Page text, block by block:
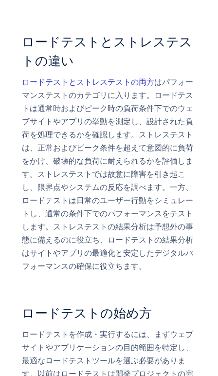
ロードテストとストレステス
トの違い
ロードテストとストレステストの両方はパフォー
マンステストのカテゴリに入ります。ロードテス
トは通常時およびピーク時の負荷条件下でのウェ
ブサイトやアプリの挙動を測定し、設計された負
荷を処理できるかを確認します。ストレステスト
は、正常およびピーク条件を超えて意図的に負荷
をかけ、破壊的な負荷に耐えられるかを評価しま
す。ストレステストでは故意に障害を引き起こ
し、限界点やシステムの反応を調べます。一方、
ロードテストは日常のユーザー行動をシミュレー
トし、通常の条件下でのパフォーマンスをテスト
します。ストレステストの結果分析は予想外の事
態に備えるのに役立ち、ロードテストの結果分析
はサイトやアプリの最適化と安定したデジタルパ
フォーマンスの確保に役立ちます。
ロードテストの始め方
ロードテストを作成・実行するには、まずウェブ
サイトやアプリケーションの目的範囲を特定し、
最適なロードテストツールを選ぶ必要がありま
す。以前はロードテストは開発プロジェクトの完